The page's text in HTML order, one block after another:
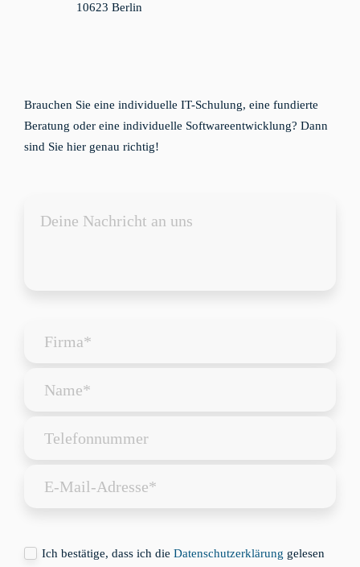
10623 Berlin
Brauchen Sie eine individuelle IT-Schulung, eine fundierte
Beratung oder eine individuelle Softwareentwicklung? Dann
sind Sie hier genau richtig!
Ich bestätige, dass ich die Datenschutzerklärung gelesen